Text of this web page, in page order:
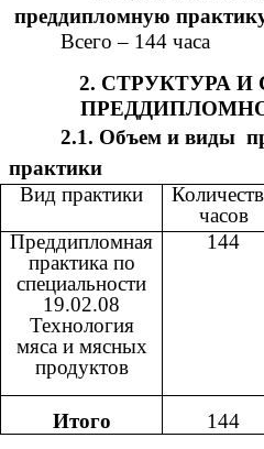
преддипломную
Всего – 144 часа
2. СТРУКТУРА
2.1. Объем и виды
практики
Вид практики
часов
Преддипломная
практика по
специальности
19.02.08
Технология
мяса и мясных
продуктов
144
Итого
144